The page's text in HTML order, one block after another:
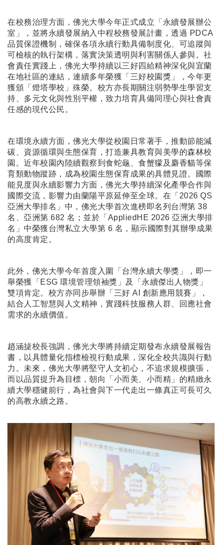
在校務治理方面，佛光大學今年正式成立「永續發展辦公
室」，並將永續發展納入中程校務發展計畫，透過 PDCA
品質保證機制，確保各項永續行動具備制度化、可追蹤與
可檢核的執行架構，落實決策透明與利害關係人參與。社
會責任實踐上，佛光大學持續以三好四給精神深化與宜蘭
在地社區的連結，連續多年榮獲「三好校園獎」，今年更
獲頒「燈塔學校」殊榮。校方亦長期關注弱勢學生學習支
持、多元文化與性別平權，致力培育具備同理心與社會責
任感的現代公民。
在環境永續方面，佛光大學從校園日常著手，推動節能減
碳、資源循環與生態保育，打造兼具教育與美學的森林校
園。近年校園內陸續觀察到食蛇龜、食蟹獴及麝香貓等保
育類動物蹤跡，成為校園生態保育成果的具體見證。國際
能見度與永續影響力方面，佛光大學持續深化產學合作與
國際交流，影響力由蘭陽平原延伸至全球。在「2026 QS
亞洲大學排名」中，佛光大學首次進榜即名列台灣第 38
名、亞洲第 682 名；並於「AppliedHE 2026 亞洲大學排
名」中榮獲台灣私立大學第 6 名，顯示國際對其辦學成果
的高度肯定。
此外，佛光大學今年首度入圍「台灣永續大學獎」，即一
舉榮獲「ESG 環境管理領袖獎」及「永續傑出人物獎」
雙項肯定。校方亦同步舉辦「三好 AI 創新應用競賽」，
結合人工智慧與人文精神，實踐科技服務人群、回應社會
需求的永續價值。
趙涵㨗校長強調，佛光大學將持續定期發布永續發展報告
書，以具體量化指標檢視行動成果，深化全校共識與行動
力。未來，佛光大學將堅守人文初心，不追求規模擴張，
而以品質提升為目標，朝向「小而美、小而精」的精緻永
續大學穩健前行，為社會與下一代走出一條真正可長可久
的高教永續之路。